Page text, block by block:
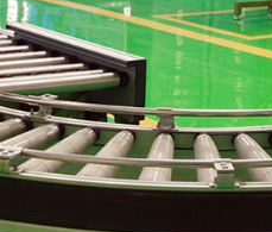
全球市场
人才战略
联系我们
0757-85773493